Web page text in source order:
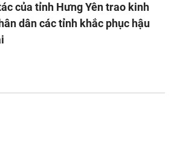
của tỉnh Hưng Yên trao kinh
dân các tỉnh khắc phục hậu